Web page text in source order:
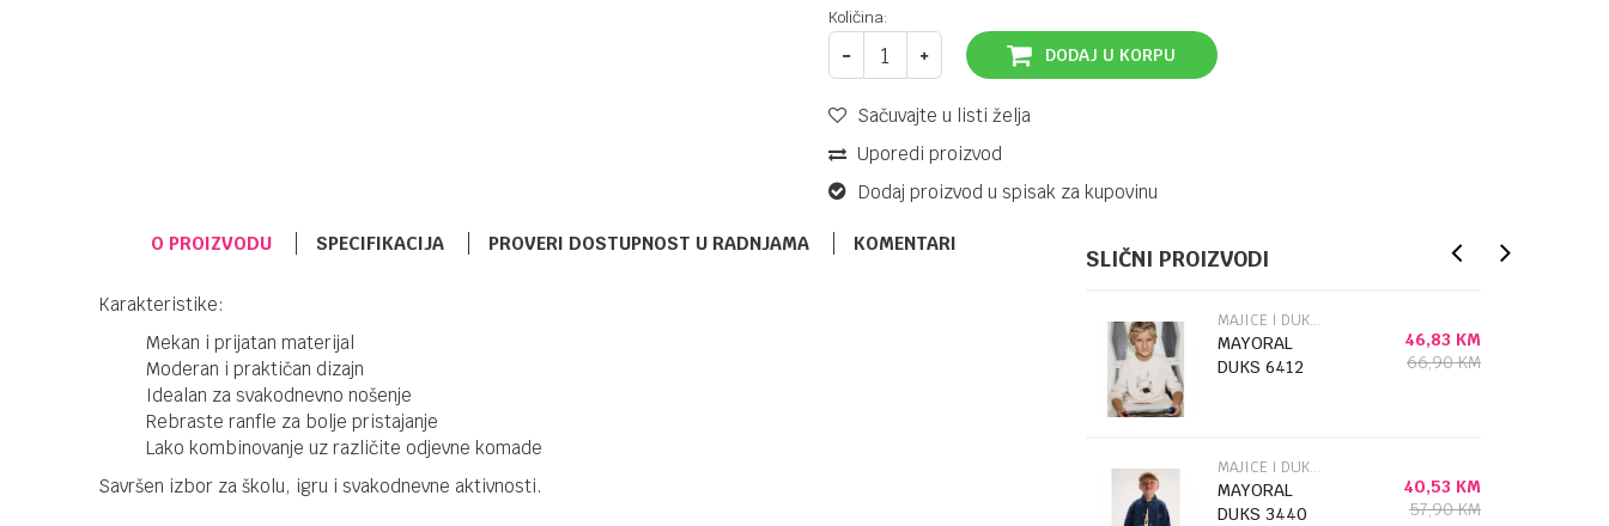
Količina:
DODAJ U KORPU
Sačuvajte u listi želja
Uporedi proizvod
Dodaj proizvod u spisak za kupovinu
O PROIZVODU SPECIFIKACIJA PROVERI DOSTUPNOST U RADNJAMA KOMENTARI
Karakteristike:
Mekan i prijatan materijal
Moderan i praktičan dizajn
Idealan za svakodnevno nošenje
Rebraste ranfle za bolje pristajanje
Lako kombinovanje uz različite odjevne komade
Savršen izbor za školu, igru i svakodnevne aktivnosti.
SLIČNI PROIZVODI
MAJICE I DUKSEVI
MAYORAL
DUKS 6412
46,83 KM
66,90KM
MAJICE I DUKSEVI
MAYORAL
DUKS 3440
40,53 KM
57,90KM